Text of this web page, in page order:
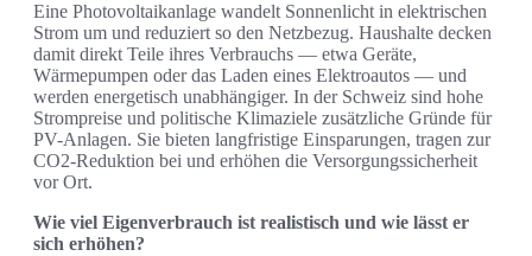
Eine Photovoltaikanlage wandelt Sonnenlicht in elektrischen
Strom um und reduziert so den Netzbezug. Haushalte decken
damit direkt Teile ihres Verbrauchs — etwa Geräte,
Wärmepumpen oder das Laden eines Elektroautos — und
werden energetisch unabhängiger. In der Schweiz sind hohe
Strompreise und politische Klimaziele zusätzliche Gründe für
PV-Anlagen. Sie bieten langfristige Einsparungen, tragen zur
CO2-Reduktion bei und erhöhen die Versorgungssicherheit
vor Ort.
Wie viel Eigenverbrauch ist realistisch und wie lässt er
sich erhöhen?